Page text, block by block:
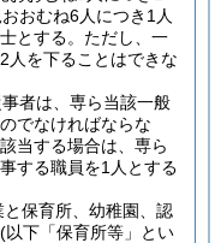
おむね6人につき1人
とする。 ただし、一
人を下ることはできな
者は、専ら当該一般
でなければならな
当する場合は、専ら
する職員を1人とする
保育所、幼稚園、認
(以下「保育所等」とい